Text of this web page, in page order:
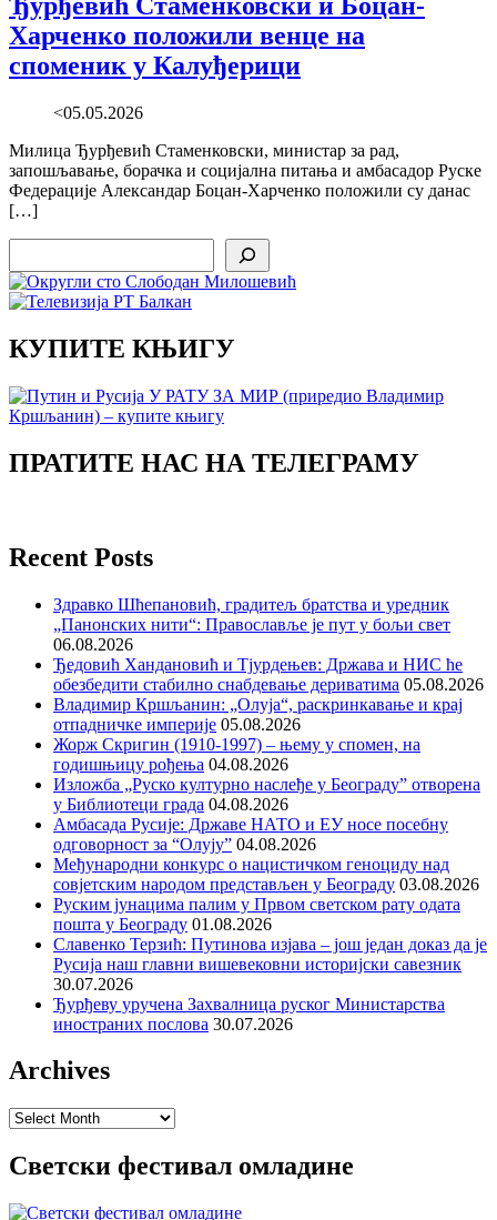
Харченко положили венце на
споменик у Калуђерици
<05.05.2026
Милица Ђурђевић Стаменковски, министар за рад,
запошљавање, борачка и социјална питања и амбасадор Руске
Федерације Александар Боцан-Харченко положили су данас
[…]
КУПИТЕ КЊИГУ
ПРАТИТЕ НАС НА ТЕЛЕГРАМУ
Recent Posts
Здравко Шћепановић, градитељ братства и уредник
„Панонских нити“: Православље је пут у бољи свет
06.08.2026
Ђедовић Хандановић и Тјурдењев: Држава и НИС ће
обезбедити стабилно снабдевање дериватима 05.08.2026
Владимир Кршљанин: „Олуја“, раскринкавање и крај
отпадничке империје 05.08.2026
Жорж Скригин (1910-1997) – њему у спомен, на
годишњицу рођења 04.08.2026
Изложба „Руско културно наслеђе у Београду” отворена
у Библиотеци града 04.08.2026
Амбасада Русије: Државе НАТО и ЕУ носе посебну
одговорност за “Олују” 04.08.2026
Међународни конкурс о нацистичком геноциду над
совјетским народом представљен у Београду 03.08.2026
Руским јунацима палим у Првом светском рату одата
пошта у Београду 01.08.2026
Славенко Терзић: Путинова изјава – још један доказ да је
Русија наш главни вишевековни историјски савезник
30.07.2026
Ђурђеву уручена Захвалница руског Министарства
иностраних послова 30.07.2026
Archives
Archives
Светски фестивал омладине